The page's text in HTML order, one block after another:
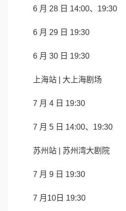
6 月 28 日 14:00、19:30
6 月 29 日 19:30
6 月 30 日 19:30
上海站 | 大上海剧场
7 月 4 日 19:30
7 月 5 日 14:00、19:30
苏州站 | 苏州湾大剧院
7 月 9 日 19:30
7 月10日 19:30